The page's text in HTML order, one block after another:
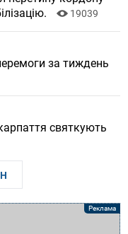
19039
за тиждень
святкують